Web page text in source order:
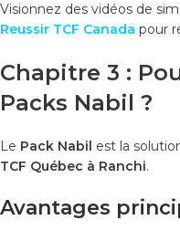
Visionnez des vidéos de
Reussir TCF Canada pour
Chapitre 3 :
Packs Nabil ?
Le Pack Nabil est la
TCF Québec à Ranchi.
Avantages